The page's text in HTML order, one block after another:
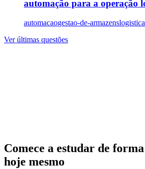
automação para a operação
automacaogestao-de-armazenslogistica
Ver últimas questões
Comece a estudar de
hoje mesmo